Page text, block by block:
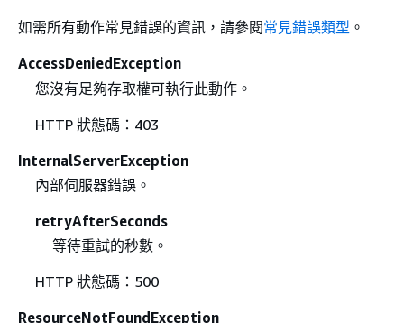
如需所有動作常見錯誤的資訊，請參閱常見錯誤類型 。
AccessDeniedException
您沒有足夠存取權可執行此動作。
HTTP 狀態碼：403
InternalServerException
內部伺服器錯誤。
retryAfterSeconds
等待重試的秒數。
HTTP 狀態碼：500
ResourceNotFoundException